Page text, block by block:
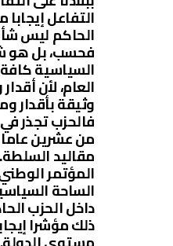
التفاعل
الحاكم ليس
فحسب، بل هو
السياسية
العام، لأن
وثيقة بأقدار
فالحزب تجذر
من عشرين
مقاليد
المؤتمر
الساحة
داخل الحزب
ذلك مؤشرا